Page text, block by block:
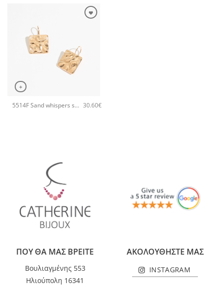
+
5514F Sand whispers small χειροποίητα σκουλαρίκια Catherine bijoux Ροζ χρυσό 30.60€
ΠΟΥ ΘΑ ΜΑΣ ΒΡΕΙΤΕ
Βουλιαγμένης 553
Ηλιούπολη 16341
ΑΚΟΛΟΥΘΗΣΤΕ ΜΑΣ
INSTAGRAM